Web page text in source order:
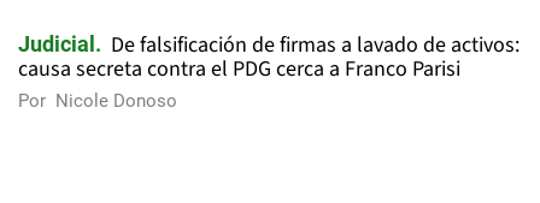
Judicial
De falsificación de firmas a lavado de activos:
causa secreta contra el PDG cerca a Franco Parisi
Por Nicole Donoso